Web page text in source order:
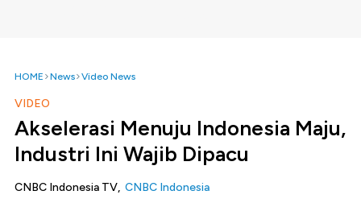
HOME News Video News
VIDEO
Akselerasi Menuju Indonesia Maju,
Industri Ini Wajib Dipacu
CNBC Indonesia TV, CNBC Indonesia